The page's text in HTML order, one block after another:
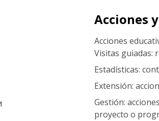
Acciones
Acciones
Visitas guiadas:
Estadísticas:
Extensión:
Gestión:
proyecto o